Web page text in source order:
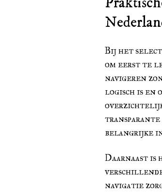
Bij het
om eerst te
navigeren
logisch is en
transparante
belangrijke
Daarnaast is
navigatie